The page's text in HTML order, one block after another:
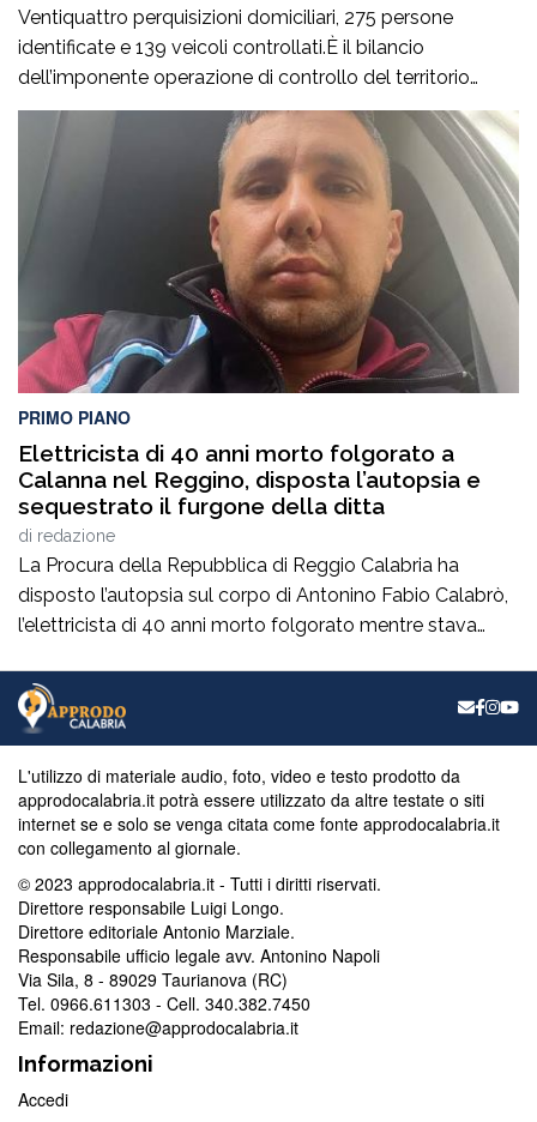
Ventiquattro perquisizioni domiciliari, 275 persone
identificate e 139 veicoli controllati.È il bilancio
dell’imponente operazione di controllo del territorio
condotta il7 agosto nel quartiere Ciambra di Gioia Tauro,
nell’ambito di un servizio straordinario ad “Alto Impatto”
disposto per rafforzare la presenza delle istituzioni e
contrastare ogni forma di illegalità. Un’azione massiccia
e coordinata che ha visto […]
PRIMO PIANO
Elettricista di 40 anni morto folgorato a
Calanna nel Reggino, disposta l’autopsia e
sequestrato il furgone della ditta
di redazione
La Procura della Repubblica di Reggio Calabria ha
disposto l’autopsia sul corpo di Antonino Fabio Calabrò,
l’elettricista di 40 anni morto folgorato mentre stava
di Calanna. Le indagini, coordinate dalla Procura guidata
da Giuseppe Borrelli, sono affidate ai carabinieri, che
hanno proceduto anche al sequestro del furgone della
ditta privata per la quale lavorava […]
L'utilizzo di materiale audio, foto, video e testo prodotto da
approdocalabria.it potrà essere utilizzato da altre testate o siti
internet se e solo se venga citata come fonte approdocalabria.it
con collegamento al giornale.
© 2023 approdocalabria.it - Tutti i diritti riservati.
Direttore responsabile Luigi Longo.
Direttore editoriale Antonio Marziale.
Responsabile ufficio legale avv. Antonino Napoli
Via Sila, 8 - 89029 Taurianova (RC)
Tel. 0966.611303 - Cell. 340.382.7450
Email: redazione@approdocalabria.it
Informazioni
Accedi